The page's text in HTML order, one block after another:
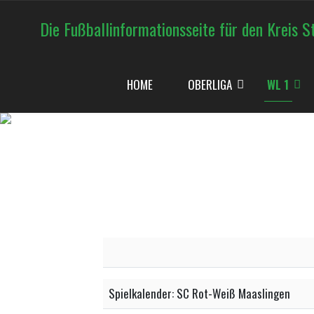
Die Fußballinformationsseite für den Kreis
HOME OBERLIGA WL 1
Spielkalender: SC Rot-Weiß Maaslingen